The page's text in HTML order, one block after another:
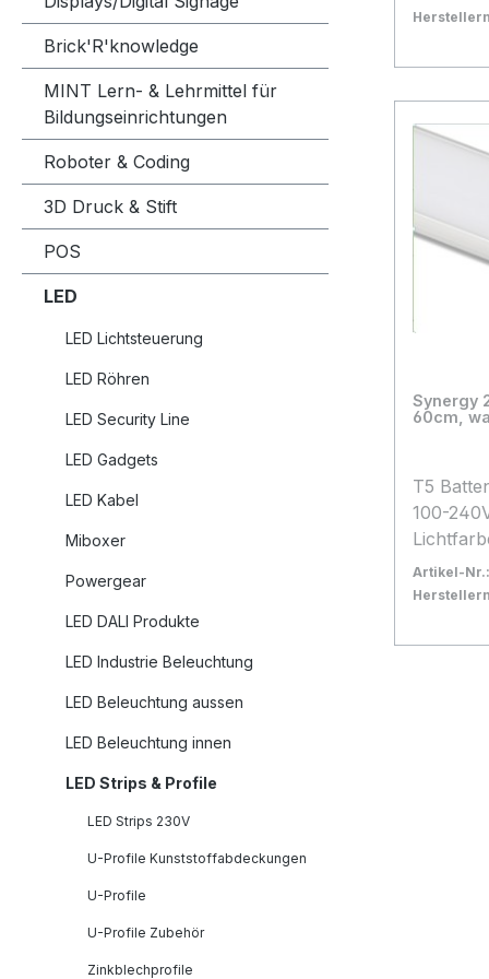
Brick'R'knowledge
MINT Lern- & Lehrmittel für
Bildungseinrichtungen
Roboter & Coding
3D Druck & Stift
POS
LED
LED Lichtsteuerung
LED Röhren
LED Security Line
LED Gadgets
LED Kabel
Miboxer
Powergear
LED DALI Produkte
LED Industrie Beleuchtung
LED Beleuchtung aussen
LED Beleuchtung innen
LED Strips & Profile
LED Strips 230V
U-Profile Kunststoffabdeckungen
U-Profile
U-Profile Zubehör
Zinkblechprofile
Lumen:
CRI:
Höhe:
offenes
DHL
In den
Synergy
60cm,
T5 Batten
100-
3000k
Lumen:
CRI:
Artikel-Nr.:
In den